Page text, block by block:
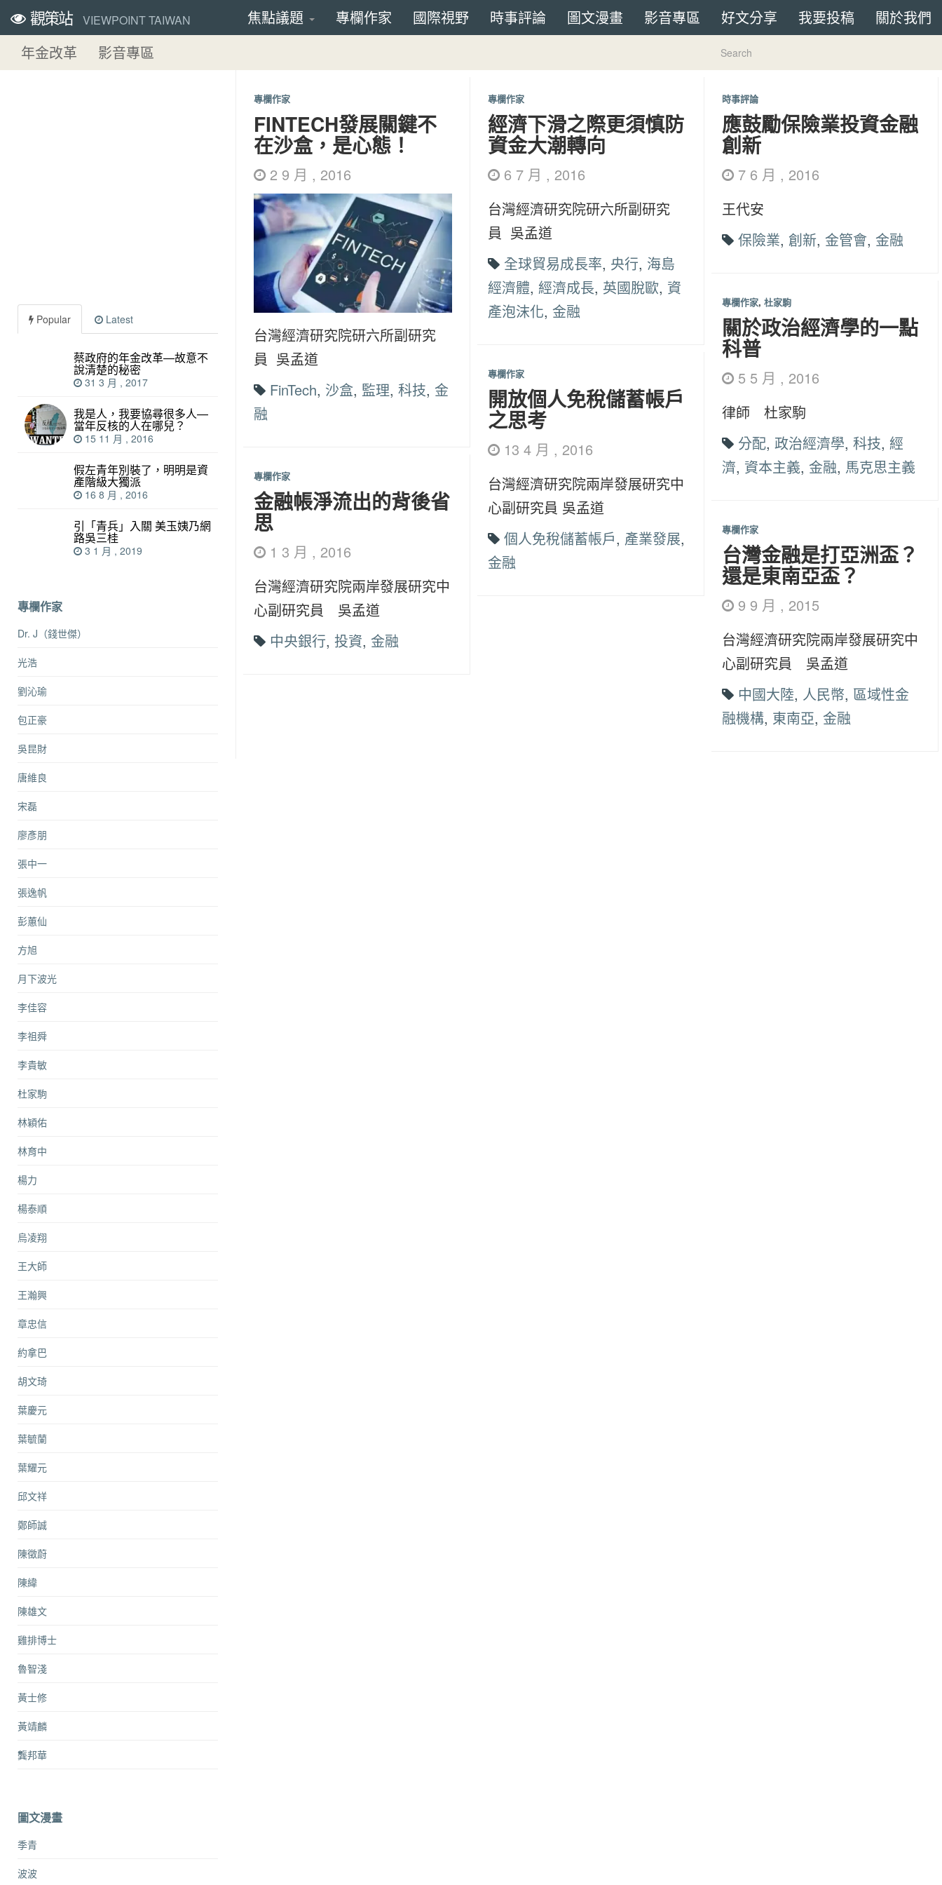
觀策站 VIEWPOINT TAIWAN 焦點議題 專欄作家 國際視野 時事評論 圖文漫畫 影音專區 好文分享 我要投稿
關於我們
年金改革
影音專區
專欄作家
FINTECH發展關鍵不
在沙盒，是心態！
2 9 月 , 2016
台灣經濟研究院研六所副研究
員 吳孟道
FinTech, 沙盒, 監理, 科技, 金
融
專欄作家
經濟下滑之際更須慎防
資金大潮轉向
6 7 月 , 2016
台灣經濟研究院研六所副研究
員 吳孟道
全球貿易成長率, 央行, 海島
經濟體, 經濟成長, 英國脫歐, 資
產泡沫化, 金融
時事評論
應鼓勵保險業投資金融
創新
7 6 月 , 2016
王代安
保險業, 創新, 金管會, 金融
專欄作家, 杜家駒
關於政治經濟學的一點
科普
5 5 月 , 2016
律師 杜家駒
分配, 政治經濟學, 科技, 經
濟, 資本主義, 金融, 馬克思主義
專欄作家
開放個人免稅儲蓄帳戶
之思考
13 4 月 , 2016
台灣經濟研究院兩岸發展研究中
心副研究員 吳孟道
個人免稅儲蓄帳戶, 產業發展,
金融
專欄作家
金融帳淨流出的背後省
思
1 3 月 , 2016
台灣經濟研究院兩岸發展研究中
心副研究員 吳孟道
中央銀行, 投資, 金融
專欄作家
台灣金融是打亞洲盃？
還是東南亞盃？
9 9 月 , 2015
台灣經濟研究院兩岸發展研究中
心副研究員 吳孟道
中國大陸, 人民幣, 區域性金
融機構, 東南亞, 金融
Popular Latest
蔡政府的年金改革—故意不
說清楚的秘密
31 3 月 , 2017
我是人，我要協尋很多人—
當年反核的人在哪兒？
15 11 月 , 2016
假左青年別裝了，明明是資
產階級大獨派
16 8 月 , 2016
引「青兵」入關 美玉姨乃網
路吳三桂
3 1 月 , 2019
專欄作家
Dr. J（錢世傑）
光浩
劉沁瑜
包正豪
吳昆財
唐維良
宋磊
廖彥朋
張中一
張逸帆
彭蕙仙
方旭
月下波光
李佳容
李祖舜
李貴敏
杜家駒
林穎佑
林育中
楊力
楊泰順
烏凌翔
王大師
王瀚興
章忠信
約拿巴
胡文琦
葉慶元
葉毓蘭
葉耀元
邱文祥
鄭師誠
陳徵蔚
陳緯
陳雄文
雞排博士
魯智淺
黃士修
黃靖麟
龔邦華
圖文漫畫
季青
波波